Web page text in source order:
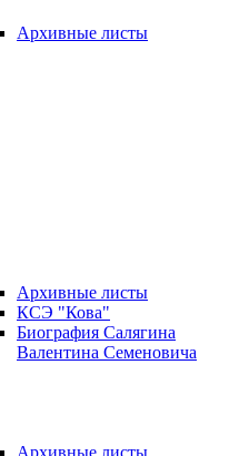
Архивные листы
Архивные листы
КСЭ "Кова"
Биография Салягина
Валентина Семеновича
Архивные листы